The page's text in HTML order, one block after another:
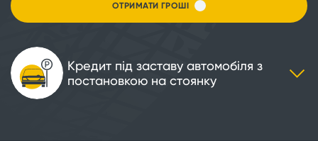
ОТРИМАТИ ГРОШІ
Кредит під заставу автомобіля з
постановкою на стоянку